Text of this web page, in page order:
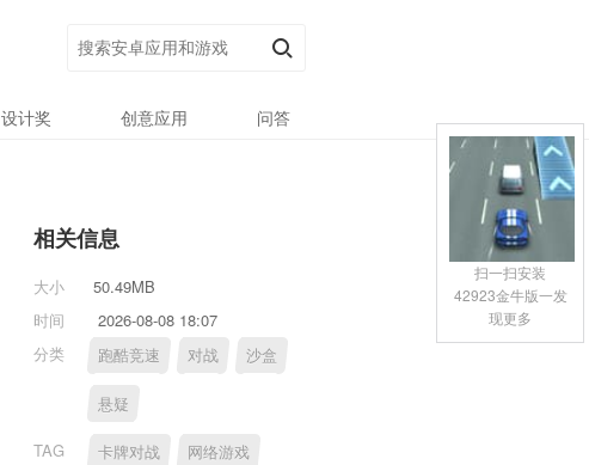
设计奖 创意应用 问答
相关信息
大小
50.49MB
时间
2026-08-08 18:07
分类
跑酷竞速 对战 沙盒
悬疑
TAG 卡牌对战 网络游戏
扫一扫安装
42923金牛版一发
现更多